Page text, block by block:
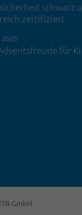
schwarz
zertifiziert
2025
für
GmbH